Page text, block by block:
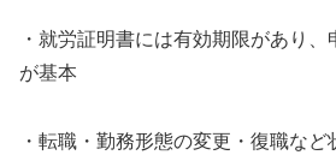
・就労証明書には有効期限があり
が基本
・転職・勤務形態の変更・復職など